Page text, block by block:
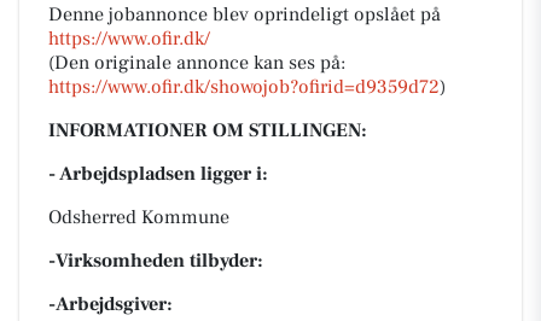
Denne jobannonce blev oprindeligt opslået på
https://www.ofir.dk/
(Den originale annonce kan ses på:
https://www.ofir.dk/showojob?ofirid=d9359d72)
INFORMATIONER OM STILLINGEN:
- Arbejdspladsen ligger i:
Odsherred Kommune
-Virksomheden tilbyder:
-Arbejdsgiver: